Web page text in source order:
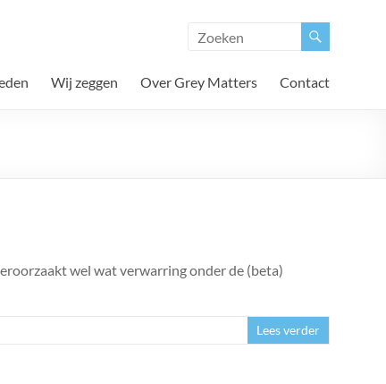
Wij zeggen Over Grey Matters Contact
wel wat verwarring onder de (beta)
Lees verder